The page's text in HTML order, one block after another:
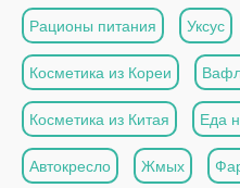
Рационы питания Уксус
Косметика из Кореи
Косметика из Китая Еда
Автокресло Жмых